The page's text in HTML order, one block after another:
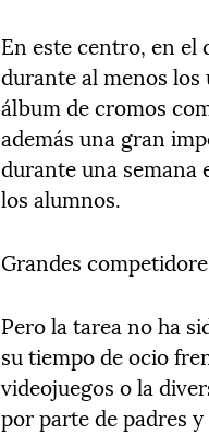
En este centro, en el
durante al menos
álbum de cromos
además una gran
durante una semana
los alumnos.
Grandes
Pero la tarea no ha
su tiempo de ocio
videojuegos o la
por parte de padres